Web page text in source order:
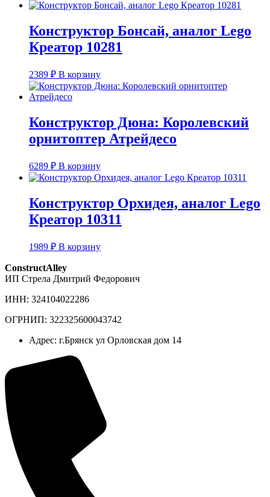
Конструктор Бонсай, аналог Lego
Креатор 10281
2389 ₽ В корзину
Конструктор Дюна: Королевский
орнитоптер Атрейдесо
6289 ₽ В корзину
Конструктор Орхидея, аналог Lego
Креатор 10311
1989 ₽ В корзину
ConstructAlley
ИП Стрела Дмитрий Федорович
ИНН: 324104022286
ОГРНИП: 322325600043742
Адрес: г.Брянск ул Орловская дом 14